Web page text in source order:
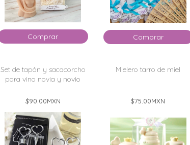
Comprar Comprar
Set de tapón y sacacorcho
para vino novia y novio
$90.00MXN
Mielero tarro de miel
$75.00MXN